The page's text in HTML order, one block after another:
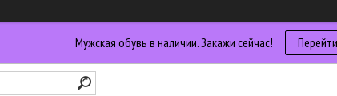
Мужская обувь в наличии. Закажи сейчас! Перейти